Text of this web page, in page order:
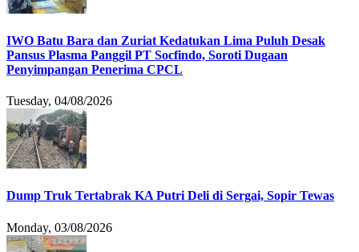
IWO Batu Bara dan Zuriat Kedatukan Lima Puluh Desak
Pansus Plasma Panggil PT Socfindo, Soroti Dugaan
Penyimpangan Penerima CPCL
Tuesday, 04/08/2026
Dump Truk Tertabrak KA Putri Deli di Sergai, Sopir Tewas
Monday, 03/08/2026